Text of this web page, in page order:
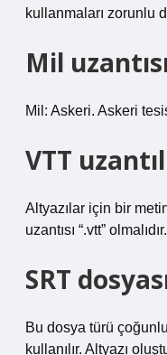
kullanmaları zorunlu
Mil
Mil: Askeri. Askeri
VTT
Altyazılar için bir
uzantısı “.vtt” olmalıdır.
SRT
Bu dosya türü
kullanılır. Altyazı